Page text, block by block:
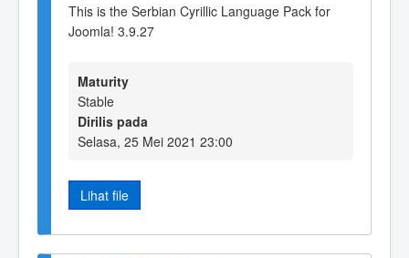
This is the Serbian Cyrillic Language Pack for
Joomla! 3.9.27
Maturity
Stable
Dirilis pada
Selasa, 25 Mei 2021 23:00
Lihat file